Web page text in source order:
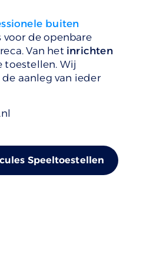
buiten
voor de openbare
Van het inrichten
toestellen. Wij
aanleg van ieder
Speeltoestellen